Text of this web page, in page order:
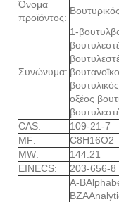
Όνομα
προϊόντος:
Συνώνυμα:
1-
οξέος
CAS:
109-21-7
MF:
C8H16O2
MW:
144.21
EINECS:
203-656-8
A-